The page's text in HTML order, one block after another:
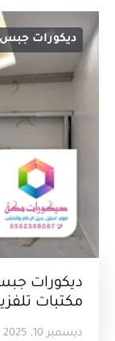
ديكورات جبس
مكتبات
ديسمبر 10, 2025